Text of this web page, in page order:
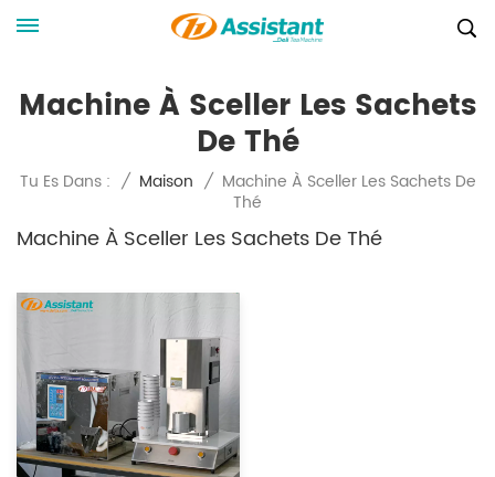
Machine À Sceller Les Sachets
De Thé
Tu Es Dans : / Maison / Machine À Sceller Les Sachets De
Thé
Machine À Sceller Les Sachets De Thé